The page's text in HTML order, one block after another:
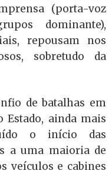
(porta-voz
dominante),
repousam nos
sobretudo da
de batalhas em
ainda mais
o início das
a uma maioria de
veículos e cabines